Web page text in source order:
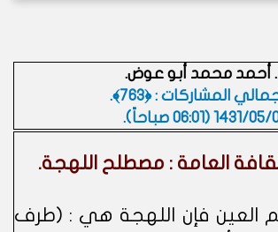
أحمد محمد أبو عوض.
المشاركات : ﴿763﴾.
05/01 (06:01 صباحاً)
.
العامة : مصطلح اللهجة.
فإن اللهجة هي : (طرف